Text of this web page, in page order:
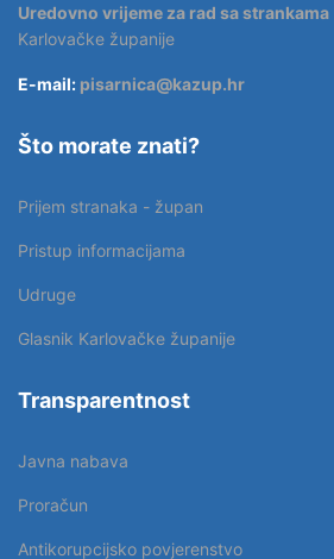
Uredovno vrijeme za rad sa strankama
Karlovačke županije
E-mail: pisarnica@kazup.hr
Što morate znati?
Prijem stranaka - župan
Pristup informacijama
Udruge
Glasnik Karlovačke županije
Transparentnost
Javna nabava
Proračun
Antikorupcijsko povjerenstvo